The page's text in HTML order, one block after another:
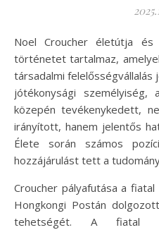
Noel Croucher életútja és öröksége számos inspiráló
történetet tartalmaz,
társadalmi
jótékonysági
közepén tevékenykedett,
irányított, hanem jelentős
Élete során számos
hozzájárulást tett a
Croucher pályafutása a
Hongkongi Postán
tehetségét. A fiatal